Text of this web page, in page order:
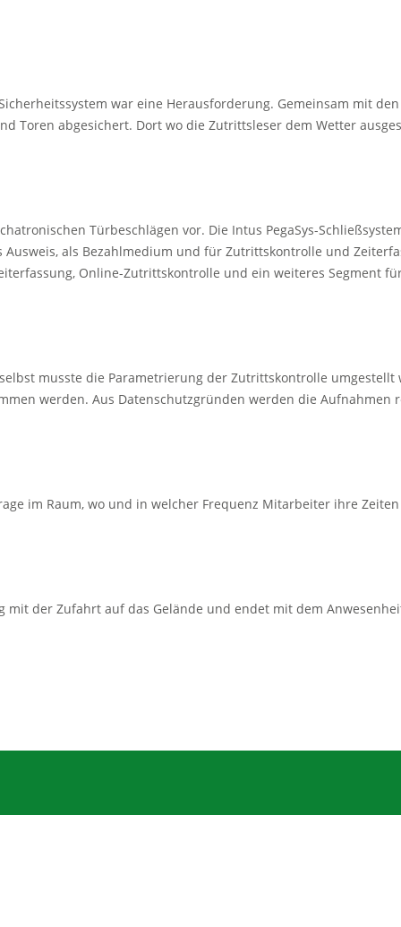
war eine Herausforderung. Gemeinsam mit
abgesichert. Dort wo die Zutrittsleser dem Wetter
Türbeschlägen vor. Die Intus PegaSys-
als Bezahlmedium und für Zutrittskontrolle und
Online-Zutrittskontrolle und ein weiteres Segment
musste die Parametrierung der Zutrittskontrolle
werden. Aus Datenschutzgründen werden die
im Raum, wo und in welcher Frequenz Mitarbeiter ihre
der Zufahrt auf das Gelände und endet mit dem